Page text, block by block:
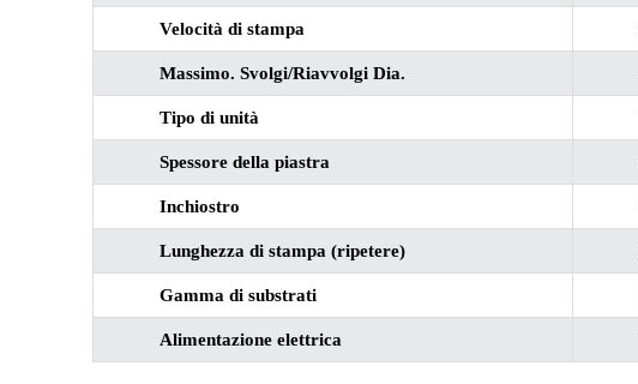
Velocità di stampa
Massimo. Svolgi/Riavvolgi Dia.
Tipo di unità
Spessore della piastra
Inchiostro
Lunghezza di stampa (ripetere)
Gamma di substrati
Alimentazione elettrica